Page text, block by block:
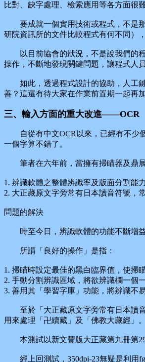
比對、缺字處理、檢索應用等各方面很
要成就一個實用技術或程式，不是那
研院資訊所的文件比較程式有何不同）
以目前協會的狀況，不是說我們的程
操作，不斷地發現關鍵問題，讓程式人
如此，透過程式設計的協助，人工鍵
善？這還有待大家在作業前置期一起再
三、輸入方面的重大改進——OCR
自從有中文OCR以來，已經有不少個
一個字算不錯了。
筆者在六年前，當擁有掃瞄器及鼎展
1. 辨識軟體之整體辨識率及版面分割能
2. 大正藏原文字旁常有日本讀音符號，
問題的解決
時至今日，辨識軟體的功能不斷增益
所謂「良好的操作」是指：
1. 掃瞄時設定最佳的黑白臨界值，使掃
2. 手動分割辨識區域，將欲辨識欄一個
3. 善用其「學習字庫」功能，將辨識不
至於「大正藏原文字旁常有日本讀音
用來處理「卍續藏」及「佛教大藏經」
本測試以新文豐版大正藏第九冊第29
經上回測試，350dpi-23無疑是利用